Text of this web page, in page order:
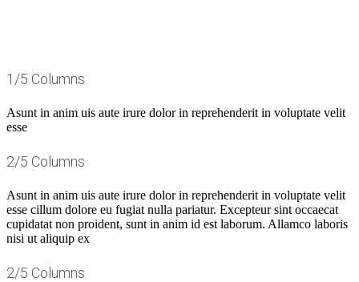
1/5 Columns
Asunt in anim uis aute irure dolor in reprehenderit in voluptate velit
esse
2/5 Columns
Asunt in anim uis aute irure dolor in reprehenderit in voluptate velit
esse cillum dolore eu fugiat nulla pariatur. Excepteur sint occaecat
cupidatat non proident, sunt in anim id est laborum. Allamco laboris
nisi ut aliquip ex
2/5 Columns